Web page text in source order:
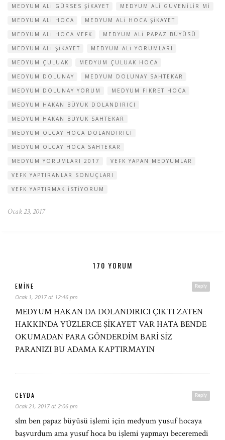
MEDYUM ALI GÜRSES ŞIKAYET
MEDYUM ALI GÜVENILIR MI
MEDYUM ALI HOCA
MEDYUM ALI HOCA ŞIKAYET
MEDYUM ALI HOCA VEFK
MEDYUM ALI PAPAZ BÜYÜSÜ
MEDYUM ALI ŞIKAYET
MEDYUM ALI YORUMLARI
MEDYUM ÇULUAK
MEDYUM ÇULUAK HOCA
MEDYUM DOLUNAY
MEDYUM DOLUNAY SAHTEKAR
MEDYUM DOLUNAY YORUM
MEDYUM FIKRET HOCA
MEDYUM HAKAN BÜYÜK DOLANDIRICI
MEDYUM HAKAN BÜYÜK SAHTEKAR
MEDYUM OLCAY HOCA DOLANDIRICI
MEDYUM OLCAY HOCA SAHTEKAR
MEDYUM YORUMLARI 2017
VEFK YAPAN MEDYUMLAR
VEFK YAPTIRANLAR SONUÇLARI
VEFK YAPTIRMAK ISTIYORUM
Ocak 23, 2017
170 YORUM
Reply
EMINE
Ocak 1, 2017 at 12:46 pm
MEDYUM HAKAN DA DOLANDIRICI ÇIKTI ZATEN
HAKKINDA YÜZLERCE ŞİKAYET VAR HATA BENDE
OKUMADAN PARA GÖNDERDİM BARİ SİZ
PARANIZI BU ADAMA KAPTIRMAYIN
Reply
CEYDA
Ocak 21, 2017 at 2:06 pm
slm ben papaz büyüsü işlemi için medyum yusuf hocaya
başvurdum ama yusuf hoca bu işlemi yapmayı beceremedi